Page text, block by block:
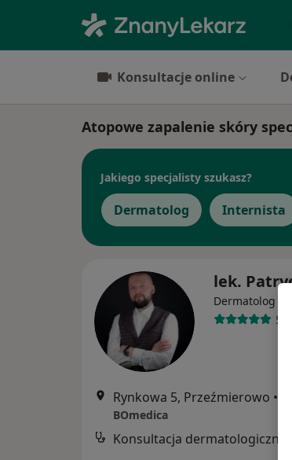
Konsultacje online
Atopowe zapalenie skóry
Jakiego specjalisty szukasz?
Dermatolog Internista
lek.
Dermatolog
Rynkowa 5, Przeźmierowo •
BOmedica
Konsultacja dermatologiczna